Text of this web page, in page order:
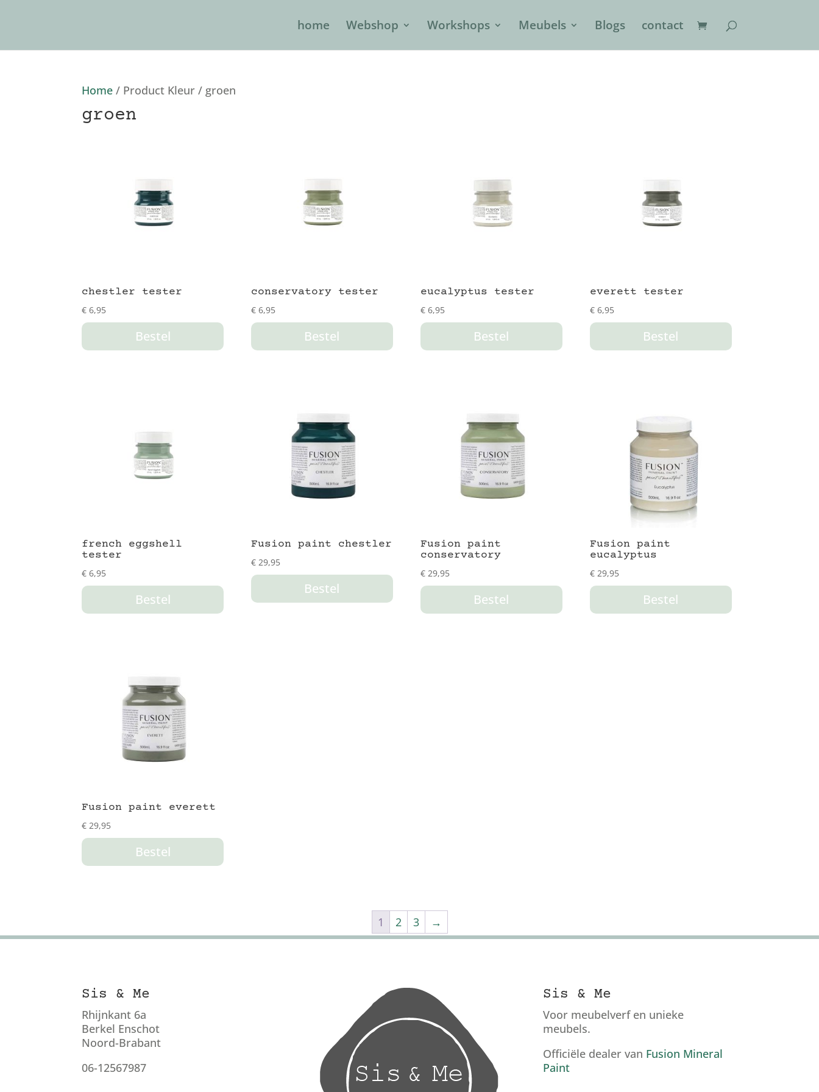
home Webshop Workshops Meubels Blogs contact
Home / Product Kleur / groen
groen
chestler tester
€ 6,95
Bestel
conservatory tester
€ 6,95
Bestel
eucalyptus tester
€ 6,95
Bestel
everett tester
€ 6,95
Bestel
french eggshell
tester
€ 6,95
Bestel
Fusion paint chestler
€ 29,95
Bestel
Fusion paint
conservatory
€ 29,95
Bestel
Fusion paint
eucalyptus
€ 29,95
Bestel
Fusion paint everett
€ 29,95
Bestel
1 2 3 →
Sis & Me
Rhijnkant 6a
Berkel Enschot
Noord-Brabant
06-12567987
Sis & Me
Voor meubelverf en unieke
meubels.
Officiële dealer van Fusion Mineral
Paint